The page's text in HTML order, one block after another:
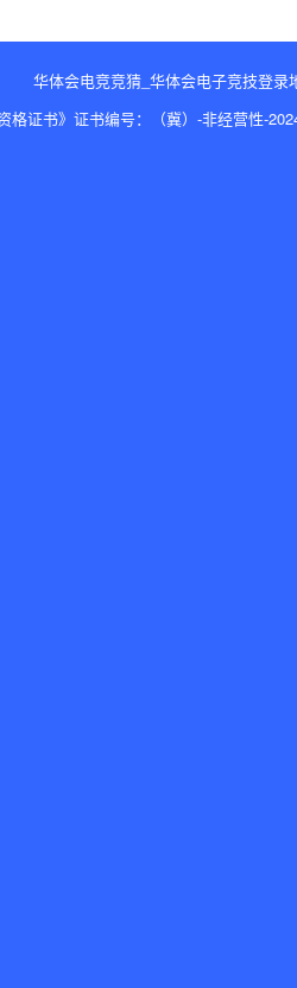
华体会电竞竞猜_华体会电子竞技登
格证书》证书编号：（冀）-非经营性-